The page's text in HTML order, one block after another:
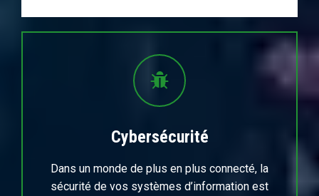
Cybersécurité
Dans un monde de plus en plus connecté, la
sécurité de vos systèmes d’information est